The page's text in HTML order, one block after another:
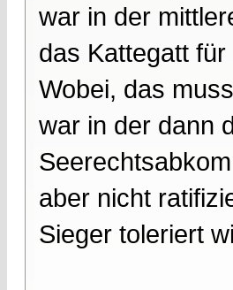
war in der
das Kattegatt
Wobei, das
war in der dann
aber nicht
Sieger toleriert